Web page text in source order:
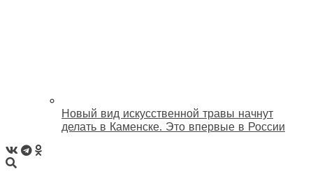
Новый вид искусственной травы начнут
делать в Каменске. Это впервые в России